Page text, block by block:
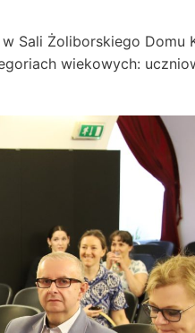
Sali Żoliborskiego Domu
wiekowych: